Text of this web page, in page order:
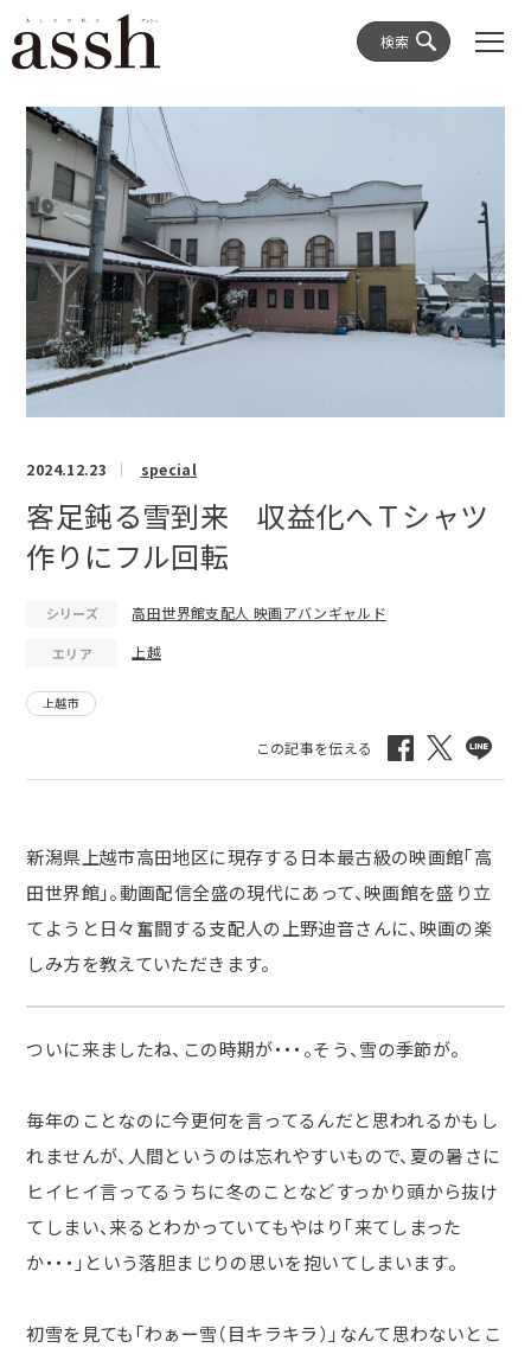
検索
2024.12.23 special
客足鈍る雪到来 収益化へＴシャツ
作りにフル回転
シリーズ 高田世界館支配人 映画アバンギャルド
エリア 上越
上越市
新潟県上越市高田地区に現存する日本最古級の映画館「高
田世界館」。動画配信全盛の現代にあって、映画館を盛り立
てようと日々奮闘する支配人の上野迪音さんに、映画の楽
しみ方を教えていただきます。
ついに来ましたね、この時期が・・・。そう、雪の季節が。
毎年のことなのに今更何を言ってるんだと思われるかもし
れませんが、人間というのは忘れやすいもので、夏の暑さに
ヒイヒイ言ってるうちに冬のことなどすっかり頭から抜け
てしまい、来るとわかっていてもやはり「来てしまった
か・・・」という落胆まじりの思いを抱いてしまいます。
初雪を見ても「わぁー雪（目キラキラ）」なんて思わないとこ